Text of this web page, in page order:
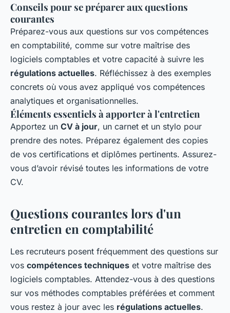
Conseils pour se préparer aux questions
courantes
Préparez-vous aux questions sur vos compétences
en comptabilité, comme sur votre maîtrise des
logiciels comptables et votre capacité à suivre les
régulations actuelles. Réfléchissez à des exemples
concrets où vous avez appliqué vos compétences
analytiques et organisationnelles.
Éléments essentiels à apporter à l'entretien
Apportez un CV à jour, un carnet et un stylo pour
prendre des notes. Préparez également des copies
de vos certifications et diplômes pertinents. Assurez-
vous d’avoir révisé toutes les informations de votre
CV.
Questions courantes lors d'un
entretien en comptabilité
Les recruteurs posent fréquemment des questions sur
vos compétences techniques et votre maîtrise des
logiciels comptables. Attendez-vous à des questions
sur vos méthodes comptables préférées et comment
vous restez à jour avec les régulations actuelles.